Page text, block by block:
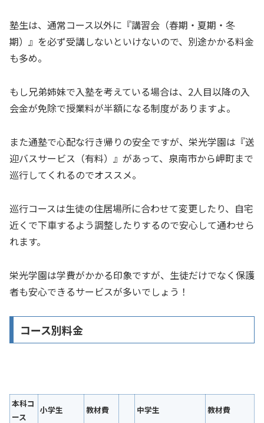
塾生は、通常コース以外に『講習会（春期・夏期・冬
期）』を必ず受講しないといけないので、別途かかる料金
も多め。
もし兄弟姉妹で入塾を考えている場合は、2人目以降の入
会金が免除で授業料が半額になる制度がありますよ。
また通塾で心配な行き帰りの安全ですが、栄光学園は『送
迎バスサービス（有料）』があって、泉南市から岬町まで
巡行してくれるのでオススメ。
巡行コースは生徒の住居場所に合わせて変更したり、自宅
近くで下車するよう調整したりするので安心して通わせら
れます。
栄光学園は学費がかかる印象ですが、生徒だけでなく保護
者も安心できるサービスが多いでしょう！
コース別料金
本科コ
ース
小学生 教材費 中学生 教材費